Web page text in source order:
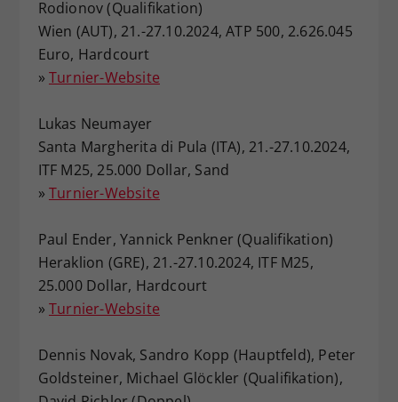
Rodionov (Qualifikation)
Wien (AUT), 21.-27.10.2024, ATP 500, 2.626.045
Euro, Hardcourt
» Turnier-Website
Lukas Neumayer
Santa Margherita di Pula (ITA), 21.-27.10.2024,
ITF M25, 25.000 Dollar, Sand
» Turnier-Website
Paul Ender, Yannick Penkner (Qualifikation)
Heraklion (GRE), 21.-27.10.2024, ITF M25,
25.000 Dollar, Hardcourt
» Turnier-Website
Dennis Novak, Sandro Kopp (Hauptfeld), Peter
Goldsteiner, Michael Glöckler (Qualifikation),
Zweck
Dieser Wert speichert Ihre Consent-
Einstellungen. Unter anderem eine
zufällig generierte ID, für die
historische Speicherung Ihrer
Webseiten-Betreiber dies eingestellt
hat.